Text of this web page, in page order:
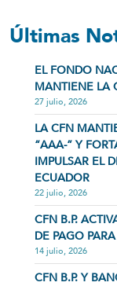
Últimas
EL FONDO
MANTIENE LA
27 julio, 2026
LA CFN
“AAA-” Y
IMPULSAR EL
ECUADOR
22 julio, 2026
CFN B.P.
DE PAGO
14 julio, 2026
CFN B.P. Y